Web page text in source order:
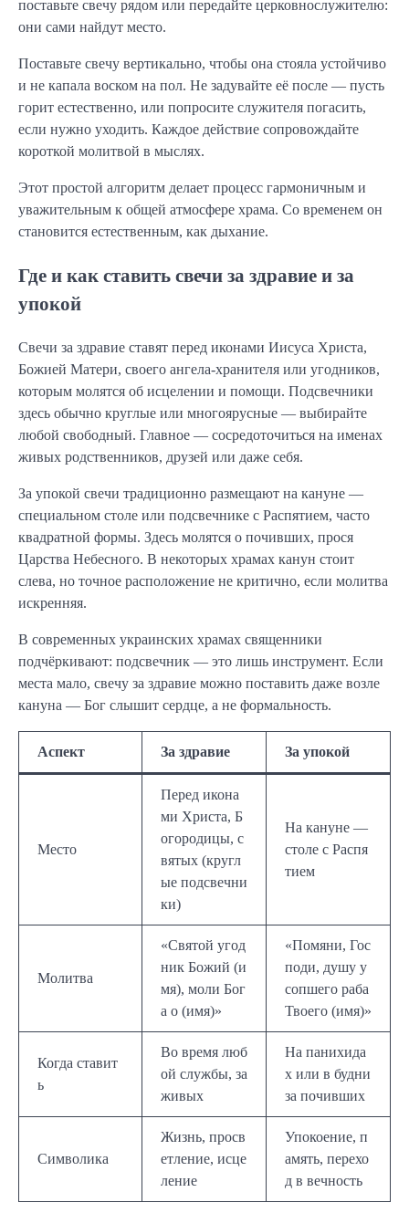
поставьте свечу рядом или передайте церковнослужителю:
они сами найдут место.
Поставьте свечу вертикально, чтобы она стояла устойчиво
и не капала воском на пол. Не задувайте её после — пусть
горит естественно, или попросите служителя погасить,
если нужно уходить. Каждое действие сопровождайте
короткой молитвой в мыслях.
Этот простой алгоритм делает процесс гармоничным и
уважительным к общей атмосфере храма. Со временем он
становится естественным, как дыхание.
Где и как ставить свечи за здравие и за
упокой
Свечи за здравие ставят перед иконами Иисуса Христа,
Божией Матери, своего ангела-хранителя или угодников,
которым молятся об исцелении и помощи. Подсвечники
здесь обычно круглые или многоярусные — выбирайте
любой свободный. Главное — сосредоточиться на именах
живых родственников, друзей или даже себя.
За упокой свечи традиционно размещают на кануне —
специальном столе или подсвечнике с Распятием, часто
квадратной формы. Здесь молятся о почивших, прося
Царства Небесного. В некоторых храмах канун стоит
слева, но точное расположение не критично, если молитва
искренняя.
В современных украинских храмах священники
подчёркивают: подсвечник — это лишь инструмент. Если
места мало, свечу за здравие можно поставить даже возле
кануна — Бог слышит сердце, а не формальность.
Аспект За здравие За упокой
Место
Перед икона
ми Христа, Б
огородицы, с
вятых (кругл
ые подсвечни
ки)
На кануне —
столе с Распя
тием
Молитва
«Святой угод
ник Божий (и
мя), моли Бог
а о (имя)»
«Помяни, Гос
поди, душу у
сопшего раба
Твоего (имя)»
Когда ставит
ь
Во время люб
ой службы, за
живых
На панихида
х или в будни
за почивших
Символика
Жизнь, просв
етление, исце
ление
Упокоение, п
амять, перехо
д в вечность